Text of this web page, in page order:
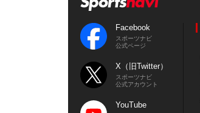
Facebook
スポーツナビ
公式ページ
X（旧Twitter）
スポーツナビ
公式アカウント
YouTube